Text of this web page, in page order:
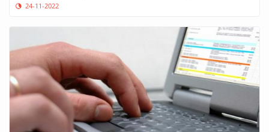
24-11-2022